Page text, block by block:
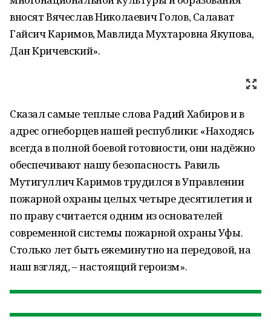
вносят Вячеслав Николаевич Голов, Салават
Гайсич Каримов, Мавлида Мухтаровна Якупова,
Дан Кричевский».
Сказал самые теплые слова Радий Хабиров и в
адрес огнеборцев нашей республики: «Находясь
всегда в полной боевой готовности, они надёжно
обеспечивают нашу безопасность. Равиль
Мутигуллич Каримов трудился в Управлении
пожарной охраны целых четыре десятилетия и
по праву считается одним из основателей
современной системы пожарной охраны Уфы.
Столько лет быть ежеминутно на передовой, на
наш взгляд, – настоящий героизм».